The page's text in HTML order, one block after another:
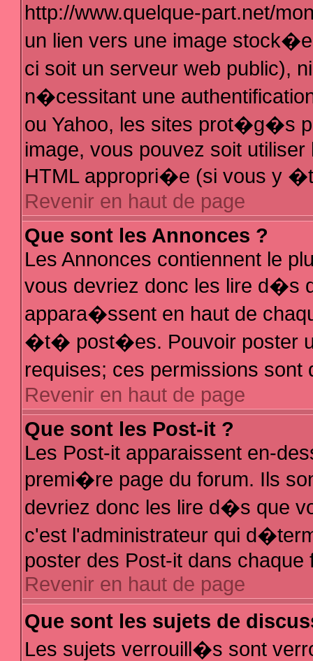
http://www.quelque-part.net/
un lien vers une image
ci soit un serveur web public),
n�cessitant une
ou Yahoo, les sites prot�g�s
image, vous pouvez soit
HTML appropri�e (si vous y
Revenir en haut de page
Que sont les Annonces ?
Les Annonces contiennent le
vous devriez donc les lire d�s
appara�ssent en haut de
�t� post�es. Pouvoir poster
requises; ces permissions
Revenir en haut de page
Que sont les Post-it ?
Les Post-it apparaissent en-
premi�re page du forum. Ils
devriez donc les lire d�s que
c'est l'administrateur qui
poster des Post-it dans chaque
Revenir en haut de page
Que sont les sujets de
Les sujets verrouill�s sont